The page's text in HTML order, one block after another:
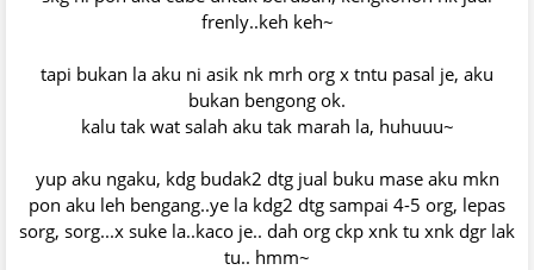
frenly..keh keh~
tapi bukan la aku ni asik nk mrh org x tntu pasal je, aku
bukan bengong ok.
kalu tak wat salah aku tak marah la, huhuuu~
yup aku ngaku, kdg budak2 dtg jual buku mase aku mkn
pon aku leh bengang..ye la kdg2 dtg sampai 4-5 org, lepas
sorg, sorg...x suke la..kaco je.. dah org ckp xnk tu xnk dgr lak
tu.. hmm~